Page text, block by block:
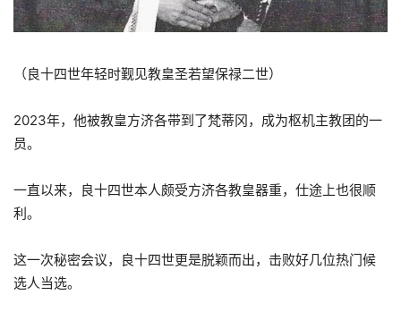
（良十四世年轻时觐见教皇圣若望保禄二世）
2023年，他被教皇方济各带到了梵蒂冈，成为枢机主教团的一
员。
一直以来，良十四世本人颇受方济各教皇器重，仕途上也很顺
利。
这一次秘密会议，良十四世更是脱颖而出，击败好几位热门候
选人当选。